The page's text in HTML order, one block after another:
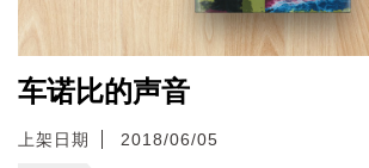
车诺比的声音
上架日期 2018/06/05